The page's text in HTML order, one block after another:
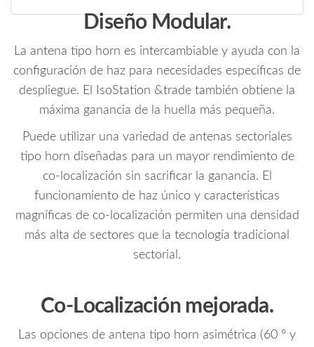
Diseño Modular.
La antena tipo horn es intercambiable y ayuda con la
configuración de haz para necesidades específicas de
despliegue. El IsoStation &trade también obtiene la
máxima ganancia de la huella más pequeña.
Puede utilizar una variedad de antenas sectoriales
tipo horn diseñadas para un mayor rendimiento de
co-localización sin sacrificar la ganancia. El
funcionamiento de haz único y características
magníficas de co-localización permiten una densidad
más alta de sectores que la tecnología tradicional
sectorial.
Co-Localización mejorada.
Las opciones de antena tipo horn asimétrica (60 ° y